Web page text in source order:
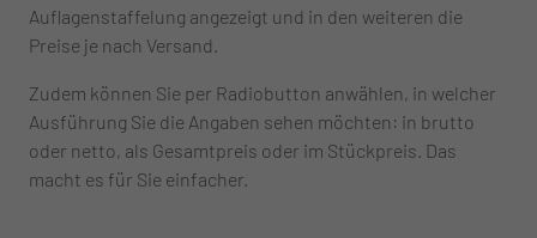
Auflagenstaffelung angezeigt und in den weiteren die
Preise je nach Versand.
Zudem können Sie per Radiobutton anwählen, in welcher
Ausführung Sie die Angaben sehen möchten: in brutto
oder netto, als Gesamtpreis oder im Stückpreis. Das
macht es für Sie einfacher.